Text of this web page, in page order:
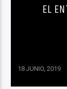
EL
18 JUNIO, 2019